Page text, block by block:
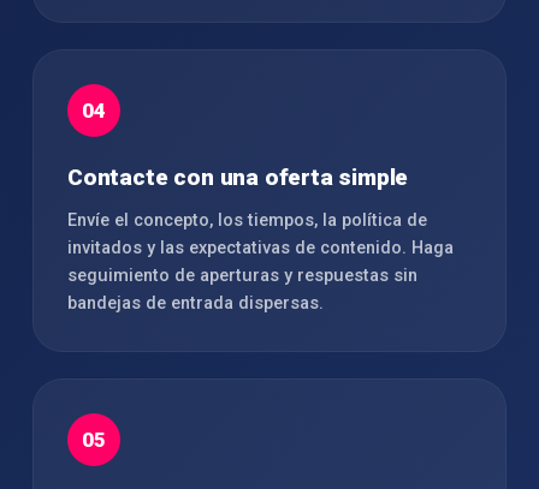
04
Contacte con una oferta simple
Envíe el concepto, los tiempos, la política de
invitados y las expectativas de contenido. Haga
seguimiento de aperturas y respuestas sin
bandejas de entrada dispersas.
05